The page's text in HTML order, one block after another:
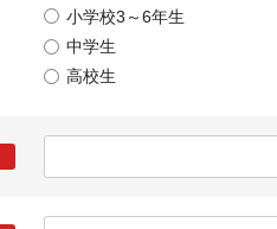
小学校3～6年生
中学生
高校生